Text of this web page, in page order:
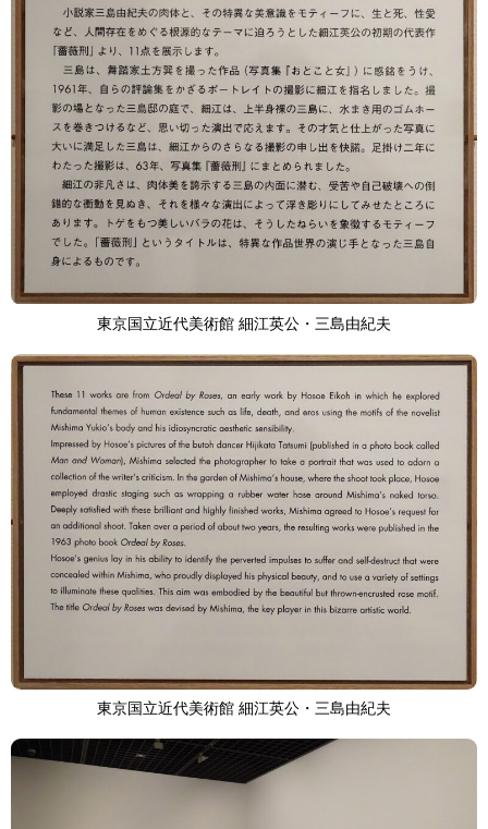
東京国立近代美術館 細江英公・三島由紀夫
東京国立近代美術館 細江英公・三島由紀夫